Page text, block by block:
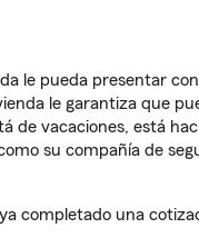
le pueda presentar con
le garantiza que
de vacaciones, está
su compañía de
completado una